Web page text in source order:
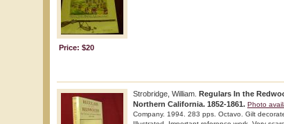
Price: $20
Strobridge, William. Regulars In the
Northern California. 1852-1861. Photo
Company. 1994. 283 pps. Octavo. Gilt